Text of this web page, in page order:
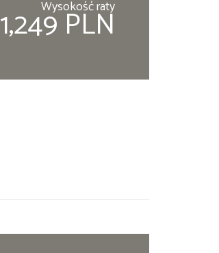
Wysokość raty
1,249 PLN